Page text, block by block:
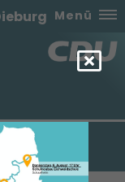
Menü